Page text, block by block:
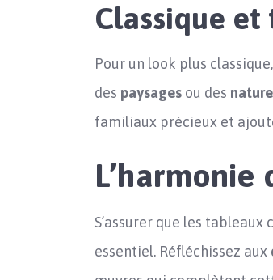
Classique
Pour un look plus
des paysages ou des
familiaux précieux et
S’assurer que les
essentiel. Réfléchissez aux